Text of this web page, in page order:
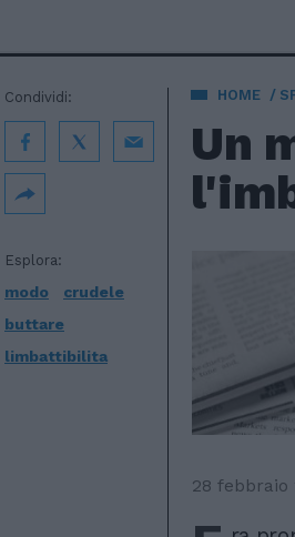
HOME
Un
Esplora:
modo
crudele
buttare
limbattibilita
Condividi:
28 febbraio